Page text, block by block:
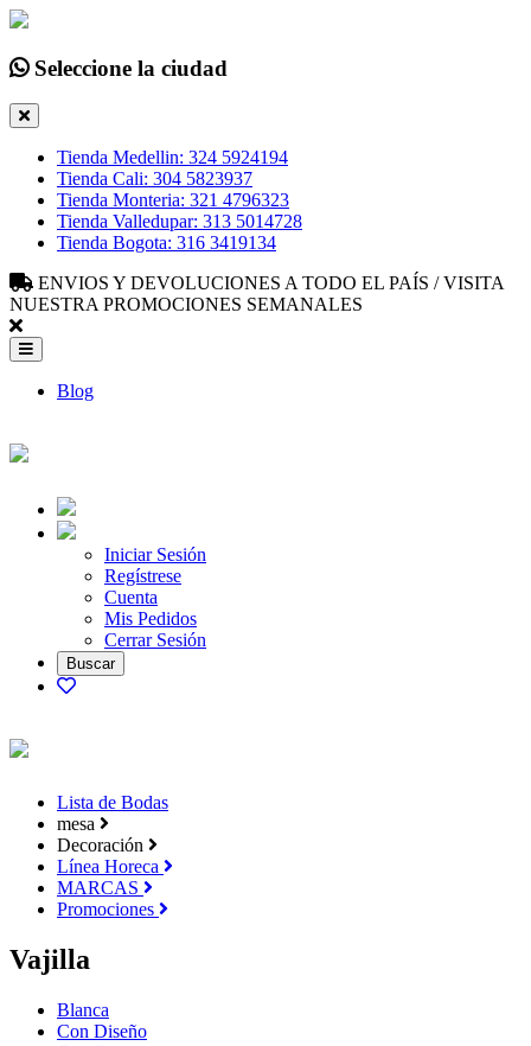
Seleccione la ciudad
Tienda Medellin: 324 5924194
Tienda Cali: 304 5823937
Tienda Monteria: 321 4796323
Tienda Valledupar: 313 5014728
Tienda Bogota: 316 3419134
ENVIOS Y DEVOLUCIONES A TODO EL PAÍS / VISITA
NUESTRA PROMOCIONES SEMANALES
Blog
Iniciar Sesión
Regístrese
Cuenta
Mis Pedidos
Cerrar Sesión
Lista de Bodas
mesa
Decoración
Línea Horeca
MARCAS
Promociones
Vajilla
Blanca
Con Diseño